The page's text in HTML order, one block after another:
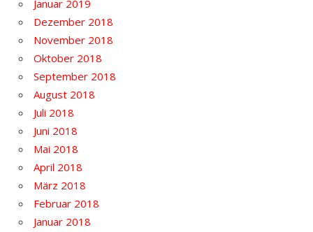
Januar 2019
Dezember 2018
November 2018
Oktober 2018
September 2018
August 2018
Juli 2018
Juni 2018
Mai 2018
April 2018
März 2018
Februar 2018
Januar 2018